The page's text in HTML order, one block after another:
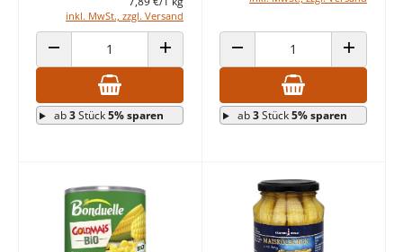
inkl. MwSt., zzgl. Versand
ANZAHL VERRINGERN ANZAHL ERHÖHEN
ab3Stück5% sparen
ANZAHL VERRINGERN ANZAHL
ab3Stück5% sparen